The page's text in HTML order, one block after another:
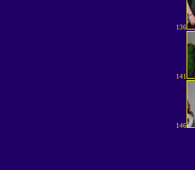
136
141
146